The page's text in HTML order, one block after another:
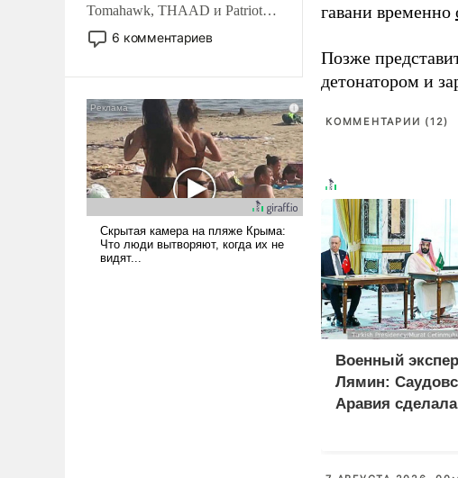
Tomahawk, THAAD и Patriot
США потребуется более трех
лет. Даже небольшая война с
Сложившаяся ситуация
означает многолетний период
уязвимости США, например,
перед Китаем.
6 комментариев
гавани временно
Позже
детонатором и
КОММЕНТАРИИ (12)
Военный
Лямин:
Аравия сделала